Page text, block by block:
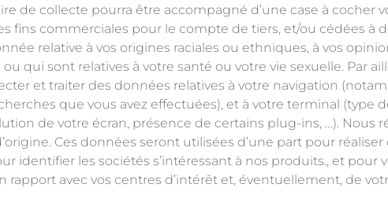
de collecte pourra être accompagné d’une case à cocher
fins commerciales pour le compte de tiers, et/ou cédées à
relative à vos origines raciales ou ethniques, à vos
qui sont relatives à votre santé ou votre vie sexuelle. Par
et traiter des données relatives à votre navigation
que vous avez effectuées), et à votre terminal (type
de votre écran, présence de certains plug-ins, …). Nous
Ces données seront utilisées d’une part pour
identifier les sociétés s’intéressant à nos produits., et pour
avec vos centres d’intérêt et, éventuellement, de